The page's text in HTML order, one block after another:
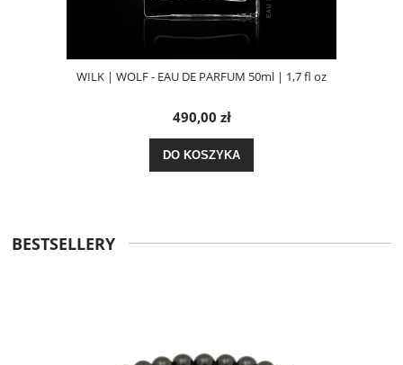
WILK | WOLF - EAU DE PARFUM 50ml | 1,7 fl oz
490,00 zł
DO KOSZYKA
BESTSELLERY